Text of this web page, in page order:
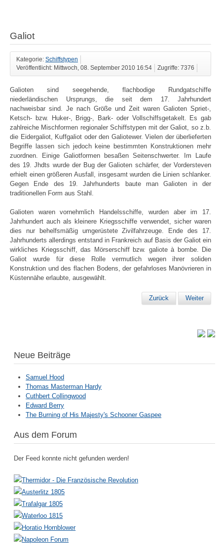
Galiot
Kategorie: Schiffstypen
Veröffentlicht: Mittwoch, 08. September 2010 16:54
Zugriffe: 7376
Galioten sind seegehende, flachbodige Rundgatschiffe
niederländischen Ursprungs, die seit dem 17. Jahrhundert
nachweisbar sind. Je nach Größe und Zeit waren Galioten Spriet-,
Ketsch- bzw. Huker-, Brigg-, Bark- oder Vollschiffsgetakelt. Es gab
zahlreiche Mischformen regionaler Schiffstypen mit der Galiot, so z.b.
die Eidergaliot, Kuffgaliot oder den Galiotewer. Vielen der überlieferten
Begriffe lassen sich jedoch keine bestimmten Konstruktionen mehr
zuordnen. Einige Galiotformen besaßen Seitenschwerter. Im Laufe
des 19. Jhdts wurde der Bug der Galioten schärfer, der Vordersteven
erhielt einen größeren Ausfall, insgesamt wurden die Linien schlanker.
Gegen Ende des 19. Jahrhunderts baute man Galioten in der
traditionellen Form aus Stahl.
Galioten waren vornehmlich Handelsschiffe, wurden aber im 17.
Jahrhundert auch als kleinere Kriegsschiffe verwendet, sicher waren
dies nur behelfsmäßig umgerüstete Zivilfahrzeuge. Ende des 17.
Jahrhunderts allerdings entstand in Frankreich auf Basis der Galiot ein
wirkliches Kriegsschiff, das Mörserschiff bzw. galiote à bombe. Die
Galiot wurde für diese Rolle vermutlich wegen ihrer soliden
Konstruktion und des flachen Bodens, der gefahrloses Manövrieren in
Küstennähe erlaubte, ausgewählt.
Zurück Weiter
Neue Beiträge
Samuel Hood
Thomas Masterman Hardy
Cuthbert Collingwood
Edward Berry
The Burning of His Majesty's Schooner Gaspee
Aus dem Forum
Der Feed konnte nicht gefunden werden!